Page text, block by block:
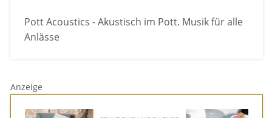
Pott Acoustics - Akustisch im Pott. Musik für alle
Anlässe
Anzeige